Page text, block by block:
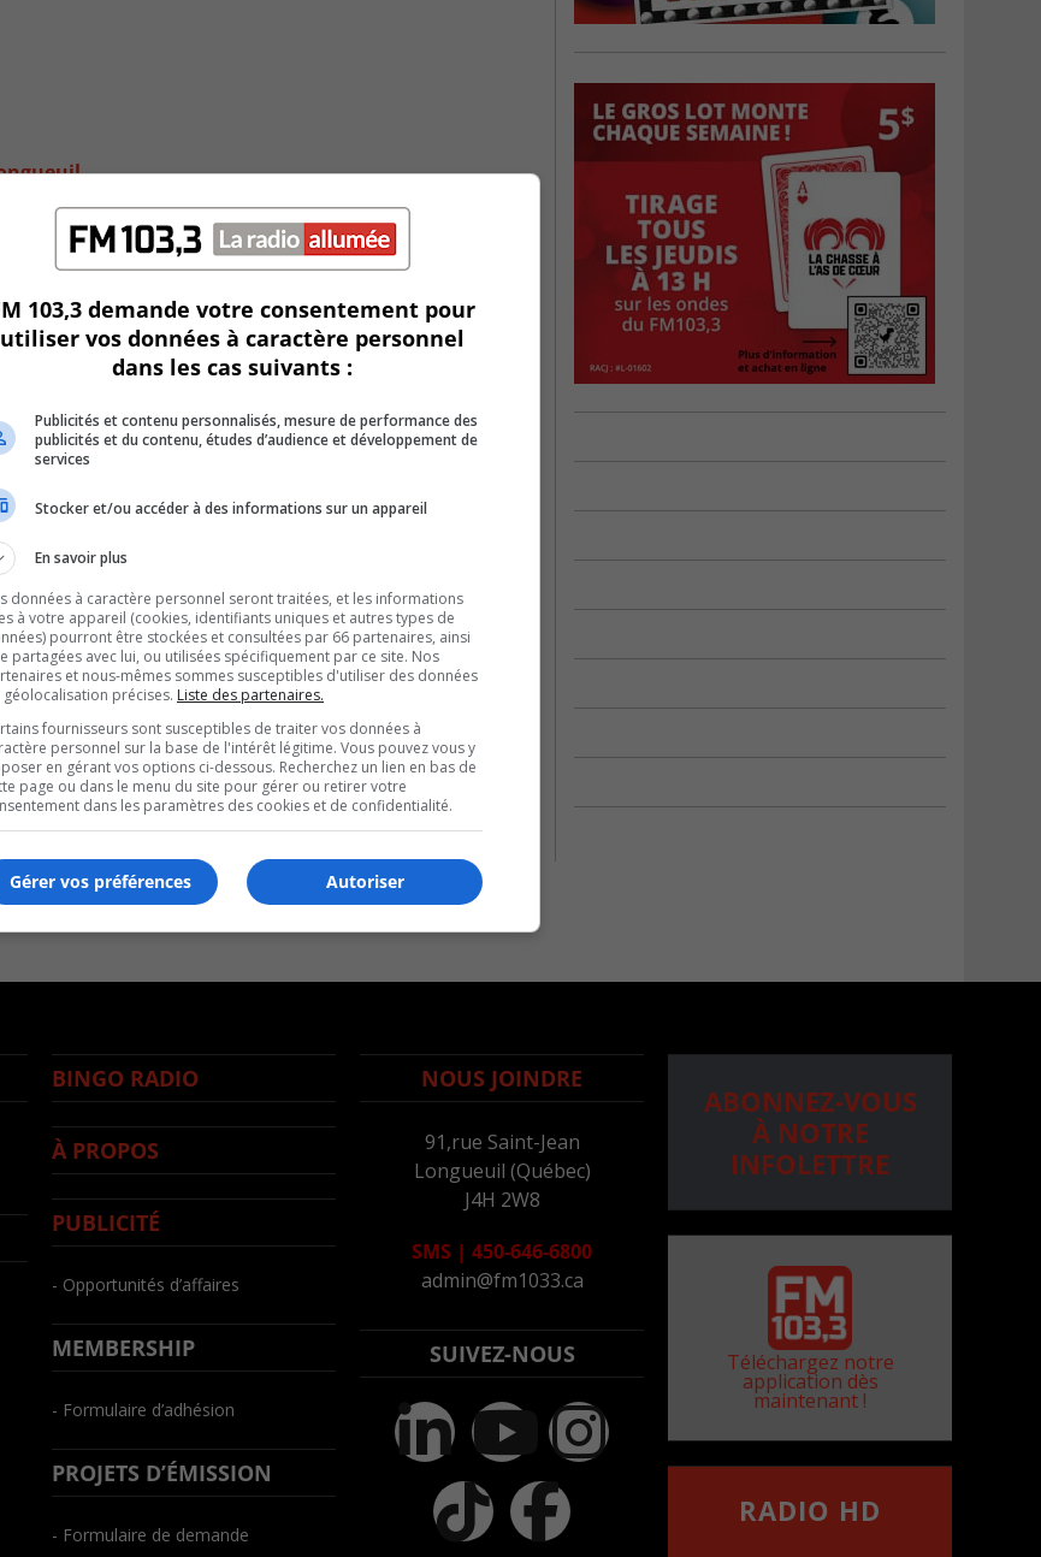
BINGO RADIO
À PROPOS
PUBLICITÉ
- Opportunités d’affaires
MEMBERSHIP
- Formulaire d’adhésion
PROJETS D’ÉMISSION
- Formulaire de demande
NOUS JOINDRE
91,rue Saint-Jean
Longueuil (Québec)
J4H 2W8
SMS | 450-646-6800
admin@fm1033.ca
SUIVEZ-NOUS
ABONNEZ-VOUS
À NOTRE
INFOLETTRE
Téléchargez notre
application dès
maintenant !
RADIO HD
103,3 demande votre consentement pour
utiliser vos données à caractère personnel
dans les cas suivants :
Publicités et contenu personnalisés, mesure de performance des
publicités et du contenu, études d’audience et développement de
services
Stocker et/ou accéder à des informations sur un appareil
En savoir plus
données à caractère personnel seront traitées, et les informations
à votre appareil (cookies, identifiants uniques et autres types de
pourront être stockées et consultées par 66 partenaires, ainsi
partagées avec lui, ou utilisées spécifiquement par ce site. Nos
et nous-mêmes sommes susceptibles d'utiliser des données
géolocalisation précises. Liste des partenaires.
fournisseurs sont susceptibles de traiter vos données à
personnel sur la base de l'intérêt légitime. Vous pouvez vous y
en gérant vos options ci-dessous. Recherchez un lien en bas de
page ou dans le menu du site pour gérer ou retirer votre
dans les paramètres des cookies et de confidentialité.
Autoriser
Gérer vos préférences